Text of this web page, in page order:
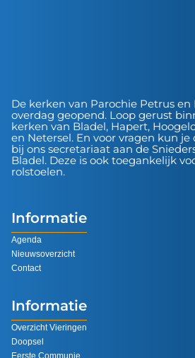
De kerken van Parochie Petrus en
overdag geopend. Loop gerust
kerken van Bladel, Hapert,
en Netersel. En voor vragen kun
bij ons secretariaat aan de
Bladel. Deze is ook toegankelijk
rolstoelen.
Informatie
Agenda
Nieuwsoverzicht
Contact
Informatie
Overzicht Vieringen
Doopsel